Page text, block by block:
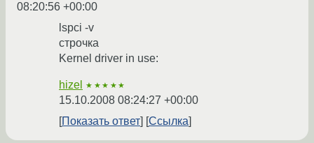
08:20:56 +00:00
lspci -v
строчка
Kernel driver in use:
hizel ★★★★★
15.10.2008 08:24:27 +00:00
Показать ответ
Ссылка